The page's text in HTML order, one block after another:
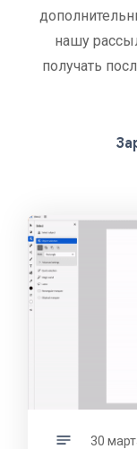
нашу
получать
30